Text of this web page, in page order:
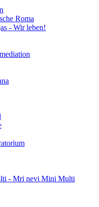
Roma
- Wir leben!
- Mri nevi Mini Multi